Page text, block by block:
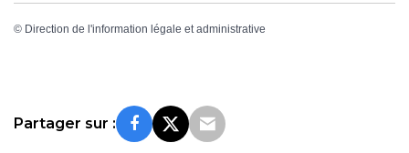
© Direction de l'information légale et administrative
Partager sur :